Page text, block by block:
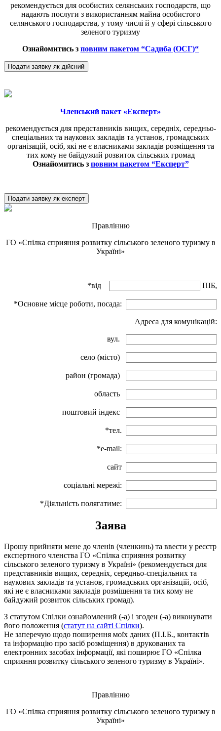
рекомендується для особистих селянських господарств, що
надають послуги з використанням майна особистого
селянського господарства, у тому числі й у сфері сільського
зеленого туризму
Ознайомитись з повним пакетом “Садиба (ОСГ)“
Подати заявку як дійсний
Членський пакет «Експерт»
рекомендується для представників вищих, середніх, середньо-
спеціальних та наукових закладів та установ, громадських
організацій, осіб, які не є власниками закладів розміщення та
тих кому не байдужий розвиток сільських громад
Ознайомитись з повним пакетом “Експерт”
Подати заявку як експерт
Правлінню
ГО «Спілка сприяння розвитку сільського зеленого туризму в
Україні»
*від ПІБ,
*Основне місце роботи, посада:
Адреса для комунікацій:
вул.
село (місто)
район (громада)
область
поштовий індекс
*тел.
*e-mail:
сайт
соціальні мережі:
*Діяльність полягатиме:
Заява
Прошу прийняти мене до членів (членкинь) та ввести у реєстр
експертного членства ГО «Спілка сприяння розвитку
сільського зеленого туризму в Україні» (рекомендується для
представників вищих, середніх, середньо-спеціальних та
наукових закладів та установ, громадських організацій, осіб,
які не є власниками закладів розміщення та тих кому не
байдужий розвиток сільських громад).
З статутом Спілки ознайомлений (-а) і згоден (-а) виконувати
його положення (статут на сайті Спілки).
Не заперечую щодо поширення моїх даних (П.І.Б., контактів
та інформацію про засіб розміщення) в друкованих та
електронних засобах інформації, які поширює ГО «Спілка
сприяння розвитку сільського зеленого туризму в Україні».
Правлінню
ГО «Спілка сприяння розвитку сільського зеленого туризму в
Україні»